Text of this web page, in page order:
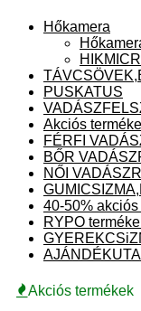
Hőkamera
PUSKATUS
Akciós
FÉRFI
BŐR
NŐI
40-50% akciós
RYPO
Akciós termékek